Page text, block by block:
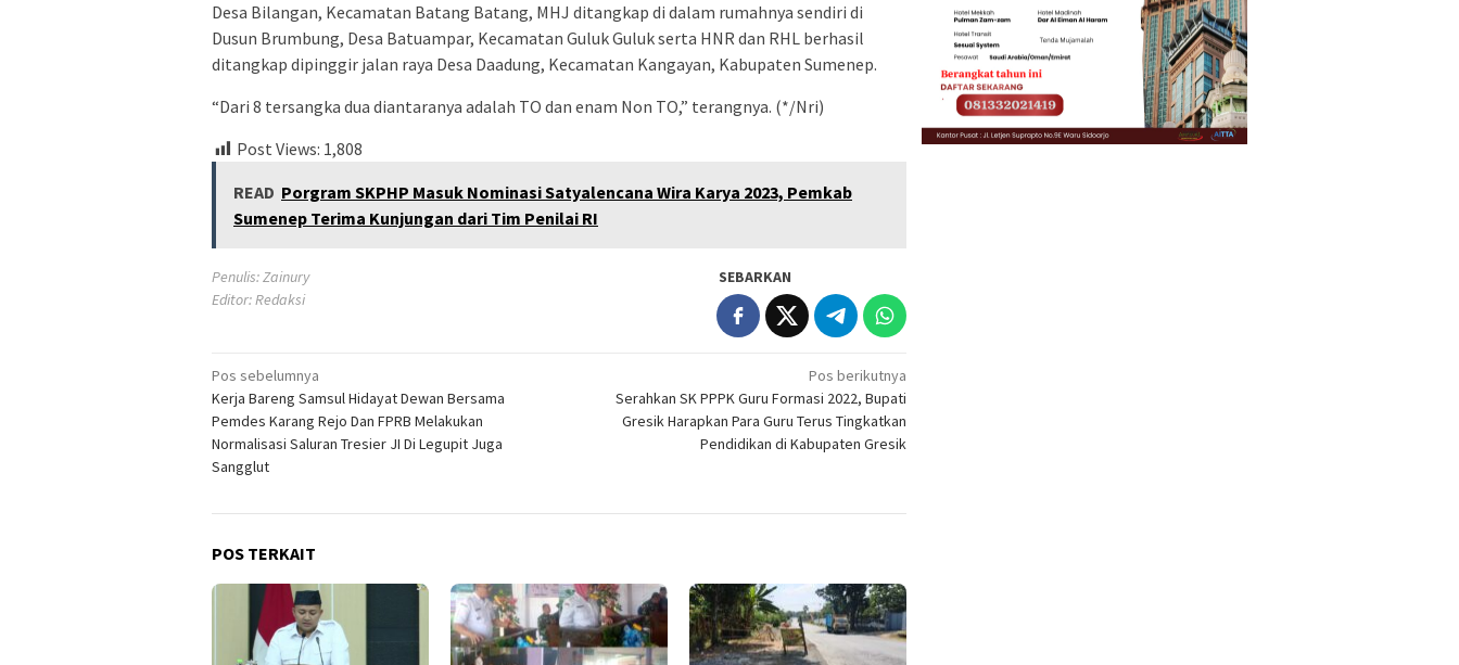
Desa Bilangan, Kecamatan Batang Batang, MHJ ditangkap di dalam rumahnya sendiri di
Dusun Brumbung, Desa Batuampar, Kecamatan Guluk Guluk serta HNR dan RHL berhasil
ditangkap dipinggir jalan raya Desa Daadung, Kecamatan Kangayan, Kabupaten Sumenep.
“Dari 8 tersangka dua diantaranya adalah TO dan enam Non TO,” terangnya. (*/Nri)
Post Views: 1,808
READ Porgram SKPHP Masuk Nominasi Satyalencana Wira Karya 2023, Pemkab
Sumenep Terima Kunjungan dari Tim Penilai RI
Penulis: Zainury
Editor: Redaksi
SEBARKAN
Navigasi
pos
Pos sebelumnya
Kerja Bareng Samsul Hidayat Dewan Bersama
Pemdes Karang Rejo Dan FPRB Melakukan
Normalisasi Saluran Tresier JI Di Legupit Juga
Sangglut
Pos berikutnya
Serahkan SK PPPK Guru Formasi 2022, Bupati
Gresik Harapkan Para Guru Terus Tingkatkan
Pendidikan di Kabupaten Gresik
POS TERKAIT